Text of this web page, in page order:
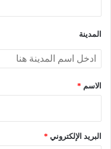
المدينة
الاسم *
البريد الإلكتروني *